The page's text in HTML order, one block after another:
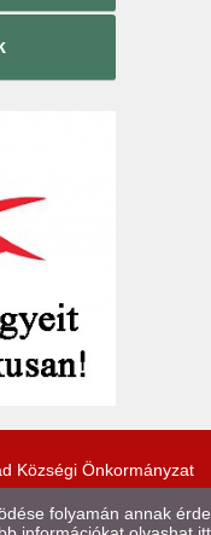
Községi Önkormányzat
folyamán annak